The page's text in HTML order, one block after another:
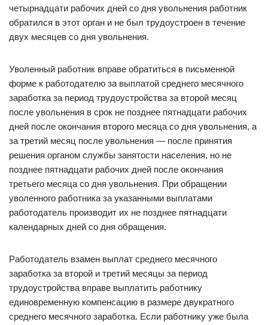
четырнадцати рабочих дней со дня увольнения работник
обратился в этот орган и не был трудоустроен в течение
двух месяцев со дня увольнения.
Уволенный работник вправе обратиться в письменной
форме к работодателю за выплатой среднего месячного
заработка за период трудоустройства за второй месяц
после увольнения в срок не позднее пятнадцати рабочих
дней после окончания второго месяца со дня увольнения, а
за третий месяц после увольнения — после принятия
решения органом службы занятости населения, но не
позднее пятнадцати рабочих дней после окончания
третьего месяца со дня увольнения. При обращении
уволенного работника за указанными выплатами
работодатель производит их не позднее пятнадцати
календарных дней со дня обращения.
Работодатель взамен выплат среднего месячного
заработка за второй и третий месяцы за период
трудоустройства вправе выплатить работнику
единовременную компенсацию в размере двукратного
среднего месячного заработка. Если работнику уже была